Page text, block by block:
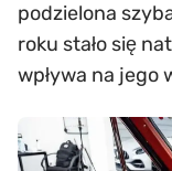
podzielona
roku stało się
wpływa na jego